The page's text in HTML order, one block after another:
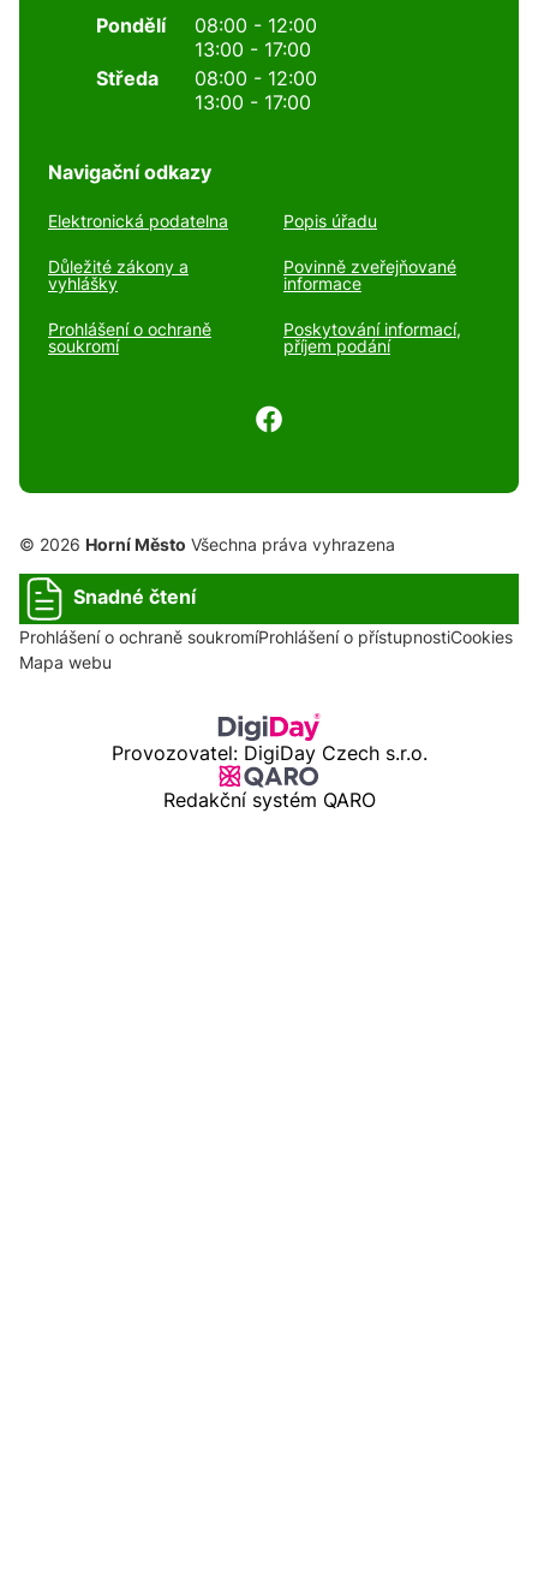
Pondělí
08:00 - 12:00
13:00 - 17:00
Středa
08:00 - 12:00
13:00 - 17:00
Navigační odkazy
Elektronická podatelna Popis úřadu
Důležité zákony a
vyhlášky
Povinně zveřejňované
informace
Prohlášení o ochraně
soukromí
Poskytování informací,
příjem podání
© 2026 Horní Město Všechna práva vyhrazena
Snadné čtení
Prohlášení o ochraně soukromíProhlášení o přístupnostiCookies
Mapa webu
Provozovatel: DigiDay Czech s.r.o.
Redakční systém QARO